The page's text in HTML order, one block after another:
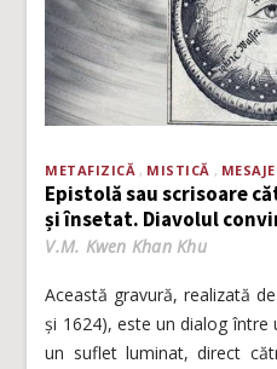
METAFIZICĂ MISTICĂ
Epistolă sau scrisoare
și însetat. Diavolul
V.M. Kwen Khan Khu
Această gravură, realizată
și 1624), este un dialog
un suflet luminat, direct